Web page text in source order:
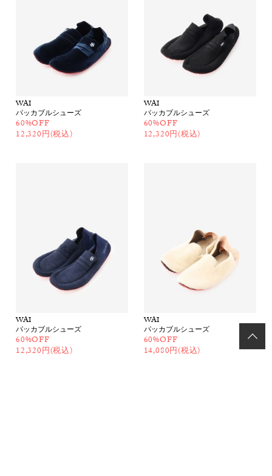
WAI
パッカブルシューズ
60%OFF
12,320円(税込)
WAI
パッカブルシューズ
60%OFF
12,320円(税込)
WAI
パッカブルシューズ
60%OFF
12,320円(税込)
WAI
パッカブルシューズ
60%OFF
14,080円(税込)